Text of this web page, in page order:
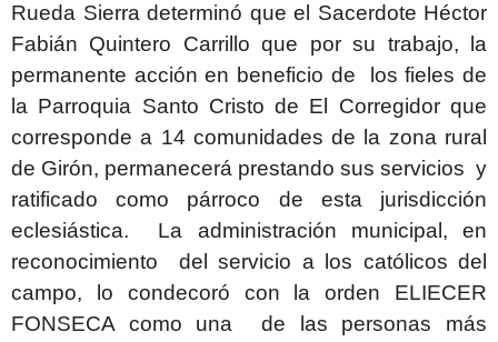
Rueda Sierra determinó que el Sacerdote Héctor
Fabián Quintero Carrillo que por su trabajo, la
permanente acción en beneficio de los fieles de
la Parroquia Santo Cristo de El Corregidor que
corresponde a 14 comunidades de la zona rural
de Girón, permanecerá prestando sus servicios y
ratificado como párroco de esta jurisdicción
eclesiástica. La administración municipal, en
reconocimiento del servicio a los católicos del
campo, lo condecoró con la orden ELIECER
FONSECA como una de las personas más